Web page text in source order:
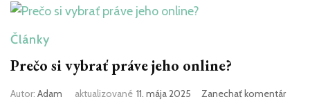
Články
Prečo si vybrať práve jeho online?
Autor: Adam aktualizované 11. mája 2025 Zanechať komentárk